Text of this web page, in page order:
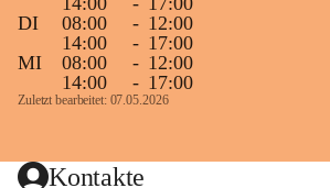
DI
08:00 - 12:00
14:00
- 17:00
MI
08:00 - 12:00
14:00
- 17:00
Zuletzt bearbeitet: 07.05.2026
Kontakte